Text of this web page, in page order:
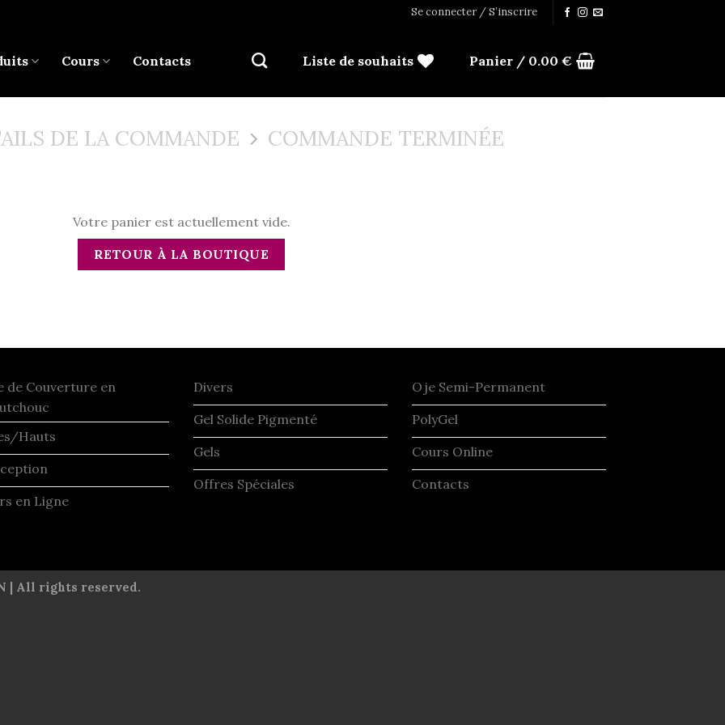
Se connecter / S’inscrire
Cours Contacts Liste de souhaits Panier / 0.00 €
DE LA COMMANDE COMMANDE TERMINÉE
Votre panier est actuellement vide.
RETOUR À LA BOUTIQUE
de Couverture en
Hauts
en Ligne
Divers
Gel Solide Pigmenté
Gels
Offres Spéciales
Oje Semi-Permanent
PolyGel
Cours Online
Contacts
| All rights reserved.